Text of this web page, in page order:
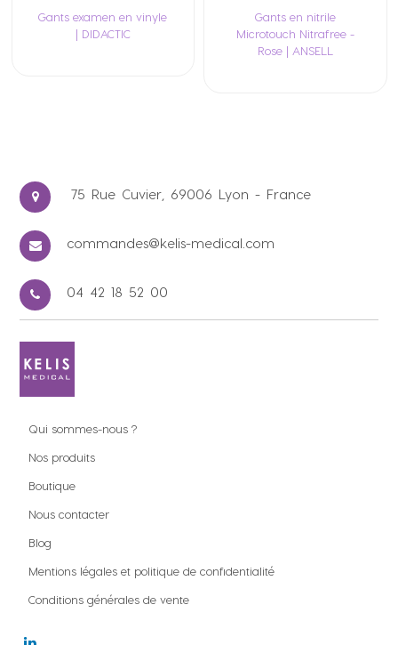
Gants examen en vinyle
| DIDACTIC
Gants en nitrile
Microtouch Nitrafree -
Rose | ANSELL
75 Rue Cuvier, 69006 Lyon - France
commandes@kelis-medical.com
04 42 18 52 00
Qui sommes-nous ?
Nos produits
Boutique
Nous contacter
Blog
Mentions légales et politique de confidentialité
Conditions générales de vente